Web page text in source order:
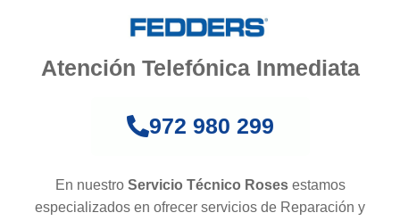
Atención Telefónica Inmediata
972 980 299
En nuestro Servicio Técnico Roses estamos
especializados en ofrecer servicios de Reparación y